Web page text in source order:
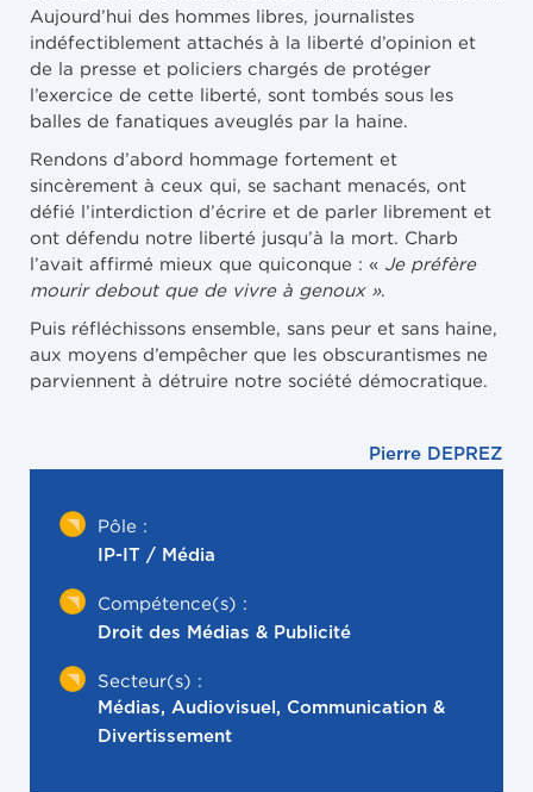
Pôle :
IP-IT / Média
Compétence(s) :
Droit des Médias & Publicité
Secteur(s) :
Médias, Audiovisuel, Communication &
Divertissement
Aujourd’hui des hommes libres, journalistes
indéfectiblement attachés à la liberté d’opinion et
de la presse et policiers chargés de protéger
l’exercice de cette liberté, sont tombés sous les
balles de fanatiques aveuglés par la haine.
Rendons d’abord hommage fortement et
sincèrement à ceux qui, se sachant menacés, ont
défié l’interdiction d’écrire et de parler librement et
ont défendu notre liberté jusqu’à la mort. Charb
l’avait affirmé mieux que quiconque : « Je préfère
mourir debout que de vivre à genoux ».
Puis réfléchissons ensemble, sans peur et sans haine,
aux moyens d’empêcher que les obscurantismes ne
parviennent à détruire notre société démocratique.
Pierre DEPREZ